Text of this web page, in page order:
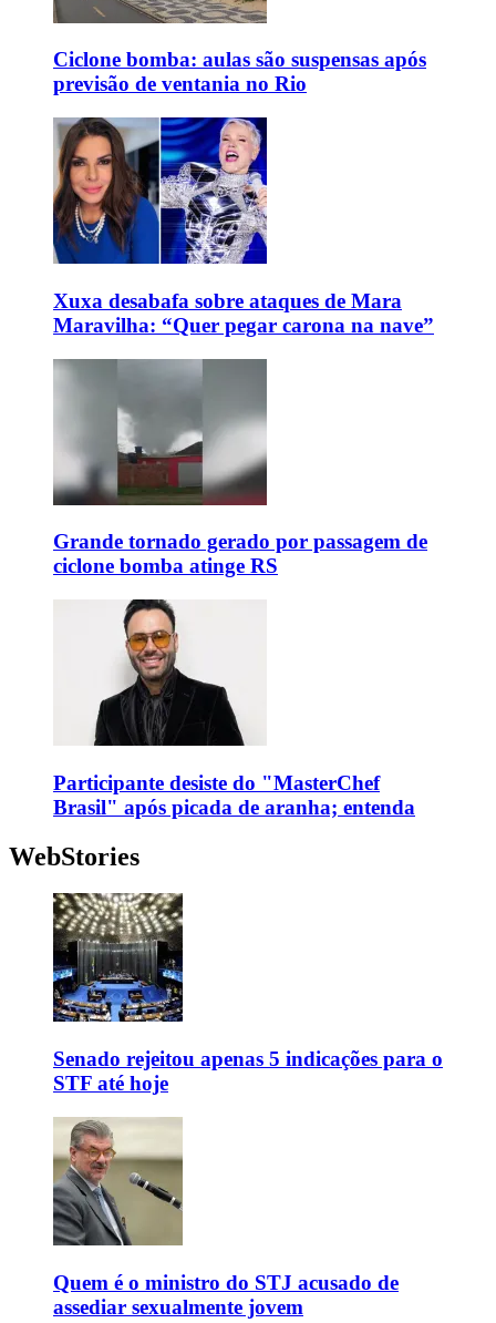
Ciclone bomba: aulas são suspensas após
previsão de ventania no Rio
Xuxa desabafa sobre ataques de Mara
Maravilha: “Quer pegar carona na nave”
Grande tornado gerado por passagem de
ciclone bomba atinge RS
Participante desiste do "MasterChef
Brasil" após picada de aranha; entenda
WebStories
Senado rejeitou apenas 5 indicações para o
STF até hoje
Quem é o ministro do STJ acusado de
assediar sexualmente jovem